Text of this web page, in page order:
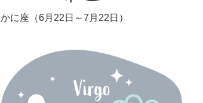
かに座（6月22日～7月22日）